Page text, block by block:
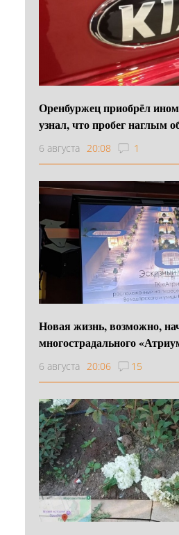
Оренбуржец приобрёл
узнал, что пробег наглым
6 августа 20:08 1
Новая жизнь, возможно,
многострадального
6 августа 20:06 15